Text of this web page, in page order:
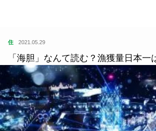
住 2021.05.29
「海胆」なんて読む？漁獲量日本一